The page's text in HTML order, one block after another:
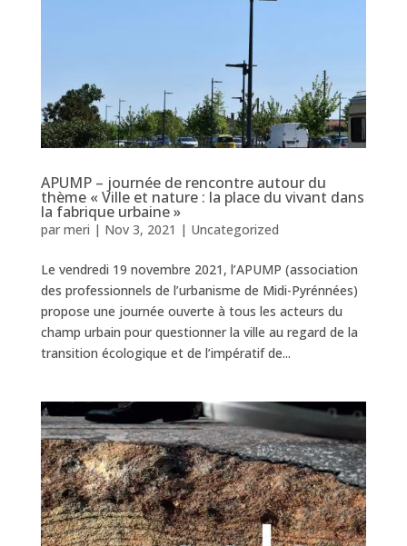
APUMP – journée de rencontre autour du
thème « Ville et nature : la place du vivant dans
la fabrique urbaine »
par meri | Nov 3, 2021 | Uncategorized
Le vendredi 19 novembre 2021, l’APUMP (association
des professionnels de l’urbanisme de Midi-Pyrénnées)
propose une journée ouverte à tous les acteurs du
champ urbain pour questionner la ville au regard de la
transition écologique et de l’impératif de...